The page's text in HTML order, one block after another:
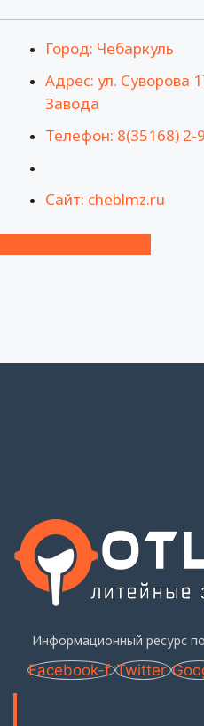
Город: Чебаркуль
Адрес: ул. Суворова
Завода
Телефон: 8(35168) 2-
Сайт: cheblmz.ru
Информационный ресурс
Facebook-f Twitter